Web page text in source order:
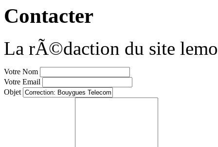
Contacter
La rÃ©daction du site
Votre Nom
Votre Email
Objet